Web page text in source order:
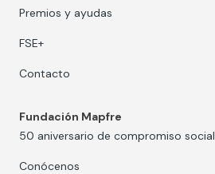
Premios y ayudas
FSE+
Contacto
Fundación Mapfre
50 aniversario de compromiso social
Conócenos